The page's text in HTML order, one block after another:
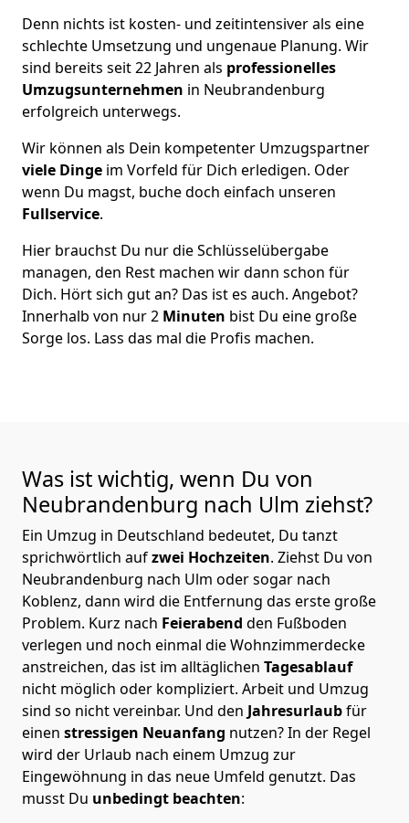
Denn nichts ist kosten- und zeitintensiver als eine
schlechte Umsetzung und ungenaue Planung. Wir
sind bereits seit 22 Jahren als professionelles
Umzugsunternehmen in Neubrandenburg
erfolgreich unterwegs.
Wir können als Dein kompetenter Umzugspartner
viele Dinge im Vorfeld für Dich erledigen. Oder
wenn Du magst, buche doch einfach unseren
Fullservice.
Hier brauchst Du nur die Schlüsselübergabe
managen, den Rest machen wir dann schon für
Dich. Hört sich gut an? Das ist es auch. Angebot?
Innerhalb von nur 2 Minuten bist Du eine große
Sorge los. Lass das mal die Profis machen.
Was ist wichtig, wenn Du von
Neubrandenburg nach Ulm ziehst?
Ein Umzug in Deutschland bedeutet, Du tanzt
sprichwörtlich aufzwei Hochzeiten. Ziehst Du von
Neubrandenburg nach Ulm oder sogar nach
Koblenz, dann wird die Entfernung das erste große
Problem. Kurz nach Feierabend den Fußboden
verlegen und noch einmal die Wohnzimmerdecke
anstreichen, das ist im alltäglichen Tagesablauf
nicht möglich oder kompliziert. Arbeit und Umzug
sind so nicht vereinbar. Und den Jahresurlaubfür
einen stressigen Neuanfang nutzen? In der Regel
wird der Urlaub nach einem Umzug zur
Eingewöhnung in das neue Umfeld genutzt. Das
musst Du unbedingt beachten: